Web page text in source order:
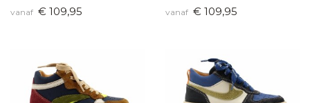
vanaf € 109,95 vanaf € 109,95